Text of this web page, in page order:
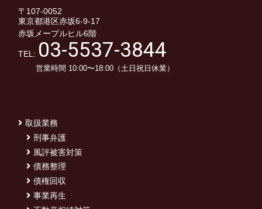
〒107-0052
東京都港区赤坂6-9-17
赤坂メープルヒル6階
TEL: 03-5537-3844
営業時間 10:00〜18:00（土日祝日休業）
取扱業務
刑事弁護
風評被害対策
債務整理
債権回収
事業再生